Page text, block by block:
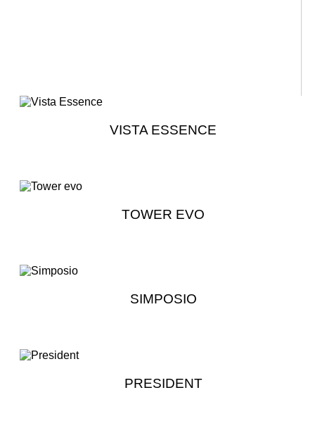
VISTA ESSENCE
TOWER EVO
SIMPOSIO
PRESIDENT